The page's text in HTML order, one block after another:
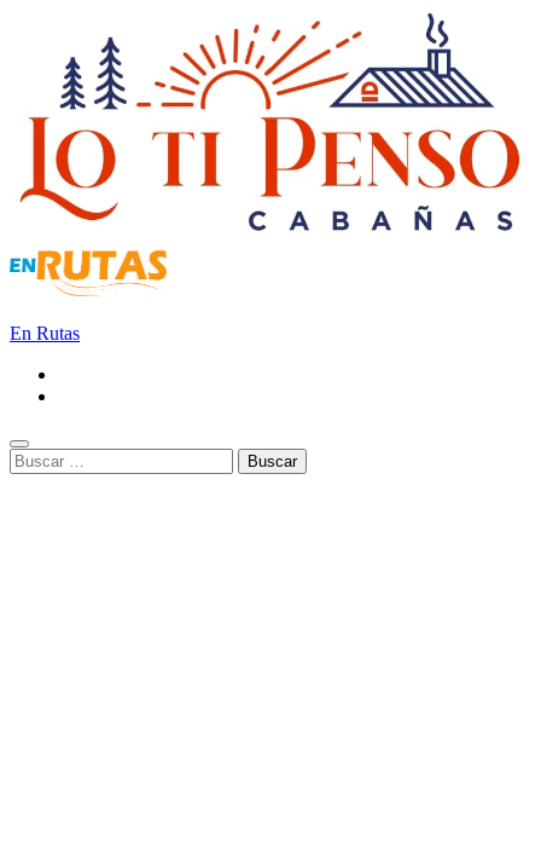
En Rutas
Buscar: